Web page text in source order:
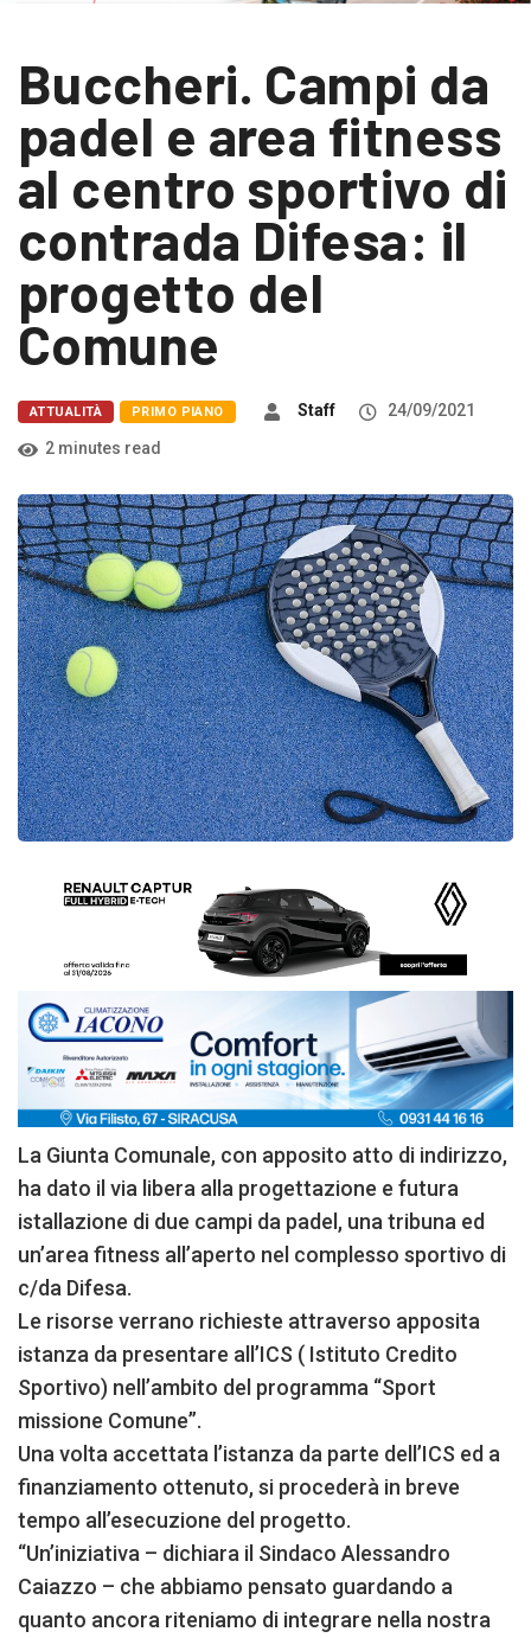
Buccheri. Campi da
padel e area fitness
al centro sportivo di
contrada Difesa: il
progetto del
Comune
ATTUALITÀ PRIMO PIANO Staff
24/09/2021
2 minutes read
La Giunta Comunale, con apposito atto di indirizzo,
ha dato il via libera alla progettazione e futura
istallazione di due campi da padel, una tribuna ed
un’area fitness all’aperto nel complesso sportivo di
c/da Difesa.
Le risorse verrano richieste attraverso apposita
istanza da presentare all’ICS ( Istituto Credito
Sportivo) nell’ambito del programma “Sport
missione Comune”.
Una volta accettata l’istanza da parte dell’ICS ed a
finanziamento ottenuto, si procederà in breve
tempo all’esecuzione del progetto.
“Un’iniziativa – dichiara il Sindaco Alessandro
Caiazzo – che abbiamo pensato guardando a
quanto ancora riteniamo di integrare nella nostra